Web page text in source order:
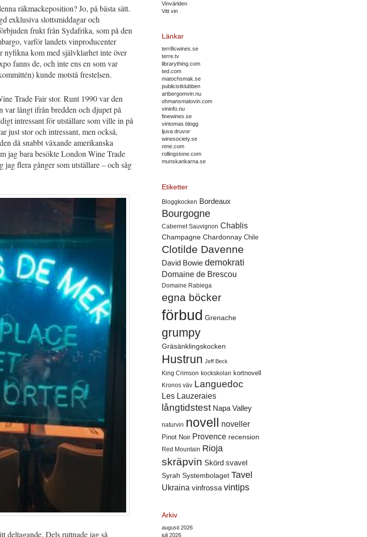
räkmackeposition? Jo, på bästa sätt.
exklusiva slottsmiddagar och
frukt från Sydafrika, som på den
varför landets vinproducenter
nyfikna kom med självklarhet inte över
fanns de, och inte ens en som var
kunde motstå frestelsen.
Trade Fair stor. Runt 1990 var den
var långt ifrån bredden och djupet på
intressant för utställare som ville in på
just stor och intressant, men också,
då snabbt växande amerikanska
jag bara besökte London Wine Trade
flera gånger som utställare – och såg
deltagande. Dels ruttnade jag så
Vinvärlden
Vitt vin
Länkar
terrificwines.se
terre.tv
librarything.com
ted.com
matochsmak.se
publicistklubben
artbergomvin.nu
ohmansmatovin.com
vininfo.nu
finewines.se
vintomas blogg
ljuva druvor
winesociety.se
nme.com
rollingstone.com
munskankarna.se
Etiketter
Bloggkocken Bordeaux
Bourgogne
Cabernet Sauvignon Chablis
Champagne Chardonnay Chile
Clotilde Davenne
David Bowie demokrati
Domaine de Brescou
Domaine Rabiega
egna böcker
förbud Grenache
grumpy
Gräsänklingskocken
Hustrun Jeff Beck
King Crimson kockskolan kortnovell
Kronos väv Languedoc
Les Lauzeraies
långtidstest Napa Valley
naturvin novell noveller
Pinot Noir Provence recension
Red Mountain Rioja
skräpvin Skörd svavel
Syrah Systembolaget Tavel
Ukraina vinfrossa vintips
Arkiv
augusti 2026
juli 2026